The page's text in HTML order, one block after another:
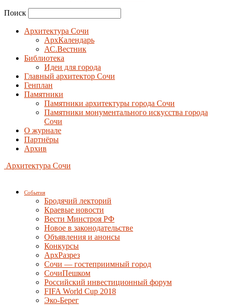
Поиск
Архитектура Сочи
АрхКалендарь
АС.Вестник
Библиотека
Идеи для города
Главный архитектор Сочи
Генплан
Памятники
Памятники архитектуры города Сочи
Памятники монументального искусства города
Сочи
О журнале
Партнёры
Архив
Архитектура Сочи
События
Бродячий лекторий
Краевые новости
Вести Минстроя РФ
Новое в законодательстве
Объявления и анонсы
Конкурсы
АрхРазрез
Сочи — гостеприимный город
СочиПешком
Российский инвестиционный форум
FIFA World Cup 2018
Эко-Берег